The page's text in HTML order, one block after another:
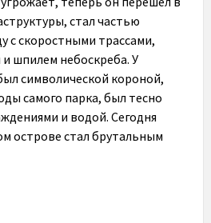
стал частью
с скоростными трассами,
шпилем небоскреба. У
символической короной,
самого парка, был тесно
и водой. Сегодня
острове стал брутальным